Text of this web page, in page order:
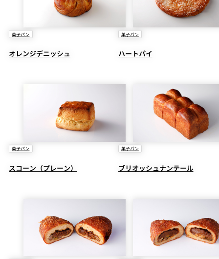
菓子パン
オレンジデニッシュ
菓子パン
ハートパイ
菓子パン
スコーン（プレーン）
菓子パン
ブリオッシュナンテール